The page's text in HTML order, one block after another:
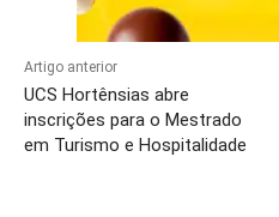
Artigo anterior
UCS Hortênsias abre
inscrições para o Mestrado
em Turismo e Hospitalidade